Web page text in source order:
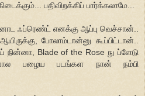
பதிவிறக்கிப் பார்க்கலாமே...
ஃப்ரெண்ட் எனக்கு ஆப்பு வெச்சான்..
போலாம்டான்னு கூப்பிட்டான்..
Blade of the Rose நு ப்ளேடு
பழைய படங்கள நான் நம்பி